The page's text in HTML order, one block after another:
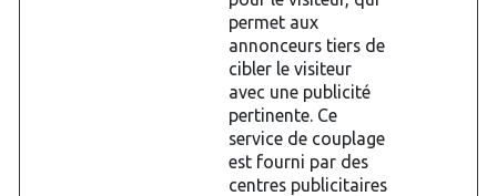
permet aux
annonceurs tiers de
cibler le visiteur
avec une publicité
pertinente. Ce
service de couplage
est fourni par des
centres publicitaires